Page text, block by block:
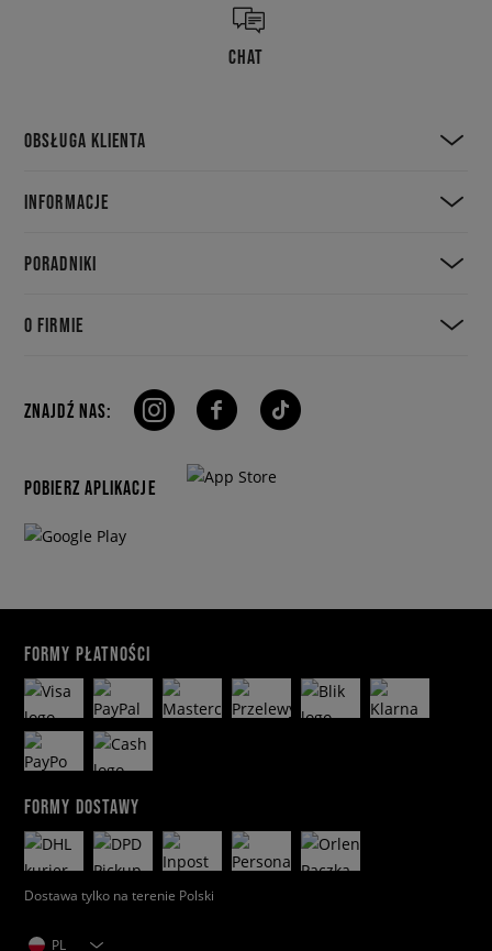
CHAT
OBSŁUGA KLIENTA
INFORMACJE
PORADNIKI
O FIRMIE
ZNAJDŹ NAS:
POBIERZ APLIKACJE
FORMY PŁATNOŚCI
FORMY DOSTAWY
Dostawa tylko na terenie Polski
PL